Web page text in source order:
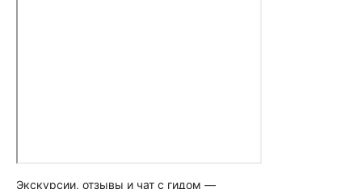
Экскурсии, отзывы и чат с гидом —